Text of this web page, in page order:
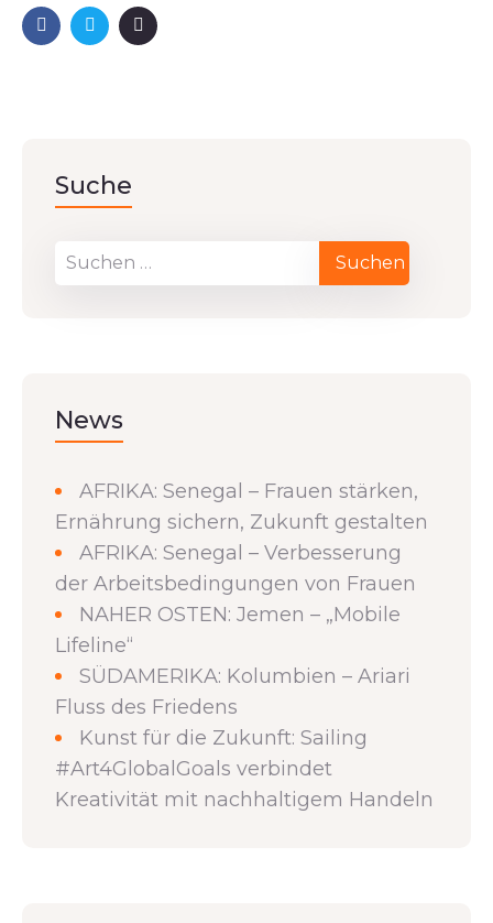
Suche
News
AFRIKA: Senegal – Frauen stärken,
Ernährung sichern, Zukunft gestalten
AFRIKA: Senegal – Verbesserung
der Arbeitsbedingungen von Frauen
NAHER OSTEN: Jemen – „Mobile
Lifeline“
SÜDAMERIKA: Kolumbien – Ariari
Fluss des Friedens
Kunst für die Zukunft: Sailing
#Art4GlobalGoals verbindet
Kreativität mit nachhaltigem Handeln